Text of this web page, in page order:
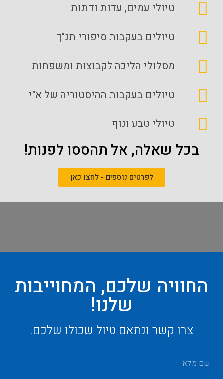
טיולי עמים, עדות ודתות
טיולים בעקבות סיפורי תנ"ך
מסלולי הליכה לקבוצות ומשפחות
טיולים בעקבות ההיסטוריה של א"י
טיולי טבע ונוף
בכל שאלה, אל תהססו לפנות!
לפרטים נוספים - לחצו כאן
החוויה שלכם, המחוייבות
שלנו!
צרו קשר ונתאם טיול שכולו שלכם.